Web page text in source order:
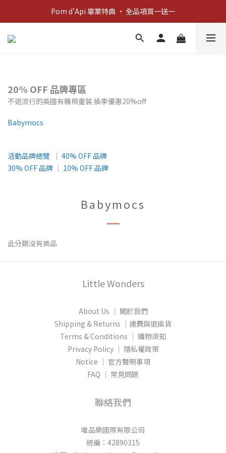
新客歡迎禮：輸入 "welcome10" 享首單九折！
Pom d'Api 畢業特典 · 全品項買一送一
新客歡迎禮：輸入 "welcome10" 享首單九折！
20% OFF 品牌專區
不退流行的英國有機棉童裝 換季優惠20%off
Babymocs
活動品牌總覽 │ 40% OFF 品牌
30% OFF 品牌 │ 10% OFF 品牌
Babymocs
此分類沒有商品
Little Wonders
About Us │ 關於我們
Shipping & Returns │運費與退換貨
Terms & Conditions │ 購物須知
Privacy Policy │ 隱私權政策
Notice │ 官方聲明事項
FAQ │ 常見問題
聯絡我們
唯品樂國際有限公司
統編：42890315